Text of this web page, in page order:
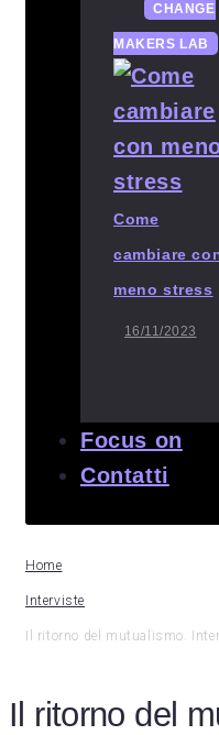
CHANGE
MAKERS LAB
Come
cambiare
meno stress
16/11/2023
Focus on
Contatti
Home
Interviste
Il ritorno del mutualismo.
Il ritorno del